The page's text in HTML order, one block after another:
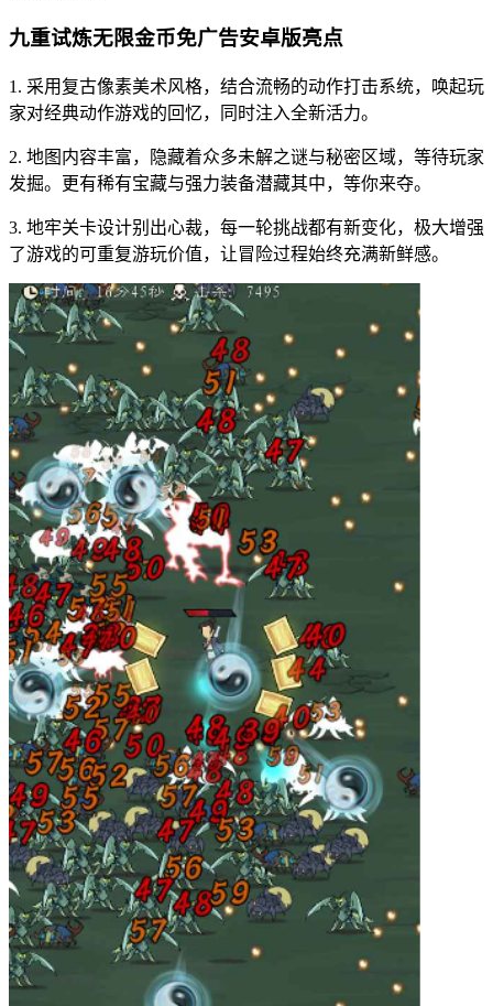
九重试炼无限金币免广告安卓版亮点
1. 采用复古像素美术风格，结合流畅的动作打击系统，唤起玩
家对经典动作游戏的回忆，同时注入全新活力。
2. 地图内容丰富，隐藏着众多未解之谜与秘密区域，等待玩家
发掘。更有稀有宝藏与强力装备潜藏其中，等你来夺。
3. 地牢关卡设计别出心裁，每一轮挑战都有新变化，极大增强
了游戏的可重复游玩价值，让冒险过程始终充满新鲜感。